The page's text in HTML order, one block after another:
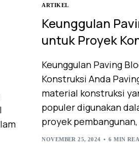
ARTIKEL
Keunggulan
untuk Proyek
Keunggulan Paving
Konstruksi Anda
material konstruksi
populer digunakan
proyek
NOVEMBER 25, 2024 6 MIN